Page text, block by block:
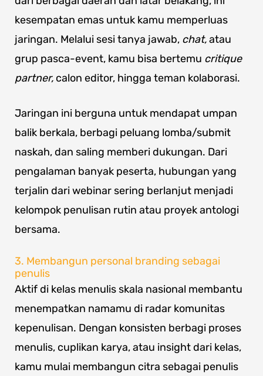
kesempatan emas untuk kamu memperluas
jaringan. Melalui sesi tanya jawab, chat,atau
grup pasca-event, kamu bisa bertemu critique
partner, calon editor, hingga teman kolaborasi.
Jaringan ini berguna untuk mendapat umpan
balik berkala, berbagi peluang lomba/submit
naskah, dan saling memberi dukungan. Dari
pengalaman banyak peserta, hubungan yang
terjalin dari webinar sering berlanjut menjadi
kelompok penulisan rutin atau proyek antologi
bersama.
3. Membangun personal branding sebagai
penulis
Aktif di kelas menulis skala nasional membantu
menempatkan namamu di radar komunitas
kepenulisan. Dengan konsisten berbagi proses
menulis, cuplikan karya, atau insight dari kelas,
kamu mulai membangun citra sebagai penulis